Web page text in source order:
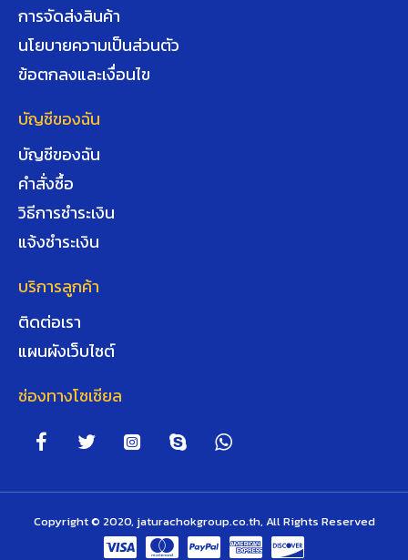
การจัดส่งสินค้า
นโยบายความเป็นส่วนตัว
ข้อตกลงและเงื่อนไข
บัญชีของฉัน
บัญชีของฉัน
คำสั่งซื้อ
วิธีการชำระเงิน
แจ้งชำระเงิน
บริการลูกค้า
ติดต่อเรา
แผนผังเว็บไซต์
ช่องทางโซเชียล
Copyright © 2020, jaturachokgroup.co.th, All Rights Reserved